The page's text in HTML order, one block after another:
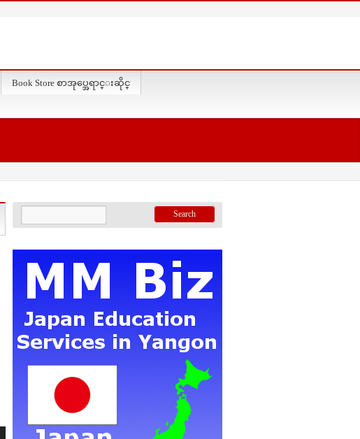
Book Store စာအုပ္အေရာင္းဆိုင္